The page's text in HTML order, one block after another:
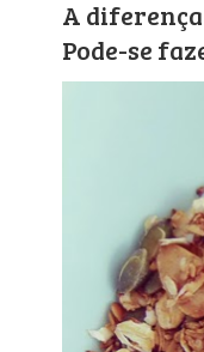
A
Pode-se